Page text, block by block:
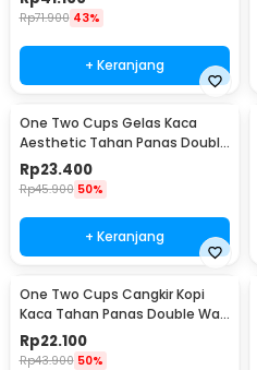
Rp71.900 43%
+ Keranjang
One Two Cups Gelas Kaca
Aesthetic Tahan Panas Double
Wall Glass 433ml - PLY1704
Rp23.400
Rp45.900 50%
+ Keranjang
One Two Cups Cangkir Kopi
Kaca Tahan Panas Double Wall
Cup 180ml - DOME240
Rp22.100
Rp43.900 50%